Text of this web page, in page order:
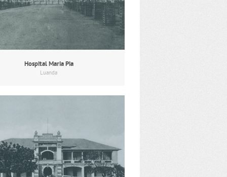
Hospital Maria Pia
Luanda